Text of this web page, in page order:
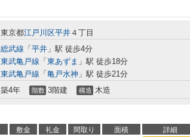
東京都江戸川区平井 ４丁目
総武線 「 平井 」駅 徒歩4分
東武亀戸線 「 東あずま 」駅 徒歩18分
東武亀戸線 「 亀戸水神 」駅 徒歩21分
築4年 階数 3階建 構造 木造
敷金 礼金 間取り 面積 詳細